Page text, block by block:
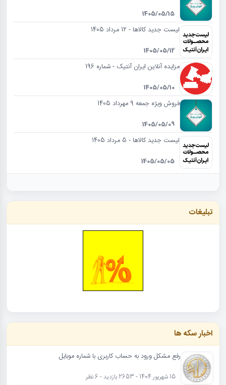
1405/05/15
لیست جدید کالاها - 12 مرداد 1405
1405/05/12
مزایده آنلاین ایران آنتیک - شماره 196
1405/05/10
فروش ویژه جمعه 9 مهرداد 1405
1405/05/09
لیست جدید کالاها - 5 مرداد 1405
1405/05/05
تبلیغات
اخبار سکه ها
رفع مشکل ورود به حساب کاربری با شماره موبایل
15 شهریور 1404 - 2653 بازدید - 6 نظر